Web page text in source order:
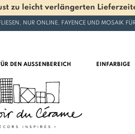
zu leicht verlängerten
NUR ONLINE, FAYENCE UND MOSAIK
DEN AUSSENBEREICH EINFARBIGE